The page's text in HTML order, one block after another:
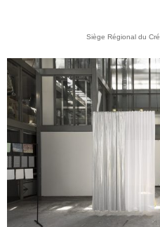
Siège Régional du